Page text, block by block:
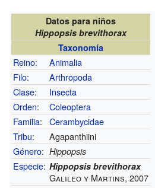
Datos para niños
Hippopsis brevithorax
Taxonomía
Reino:
Animalia
Filo:
Arthropoda
Clase:
Insecta
Orden:
Coleoptera
Familia:
Cerambycidae
Tribu:
Agapanthiini
Género: Hippopsis
Especie: Hippopsis brevithorax
Galileo y Martins, 2007